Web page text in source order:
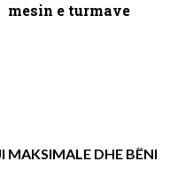
mesin e turmave
MAKSIMALE DHE BËNI